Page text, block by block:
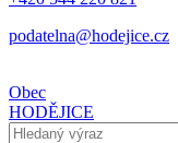
podatelna@hodejice.cz
Obec
HODĚJICE